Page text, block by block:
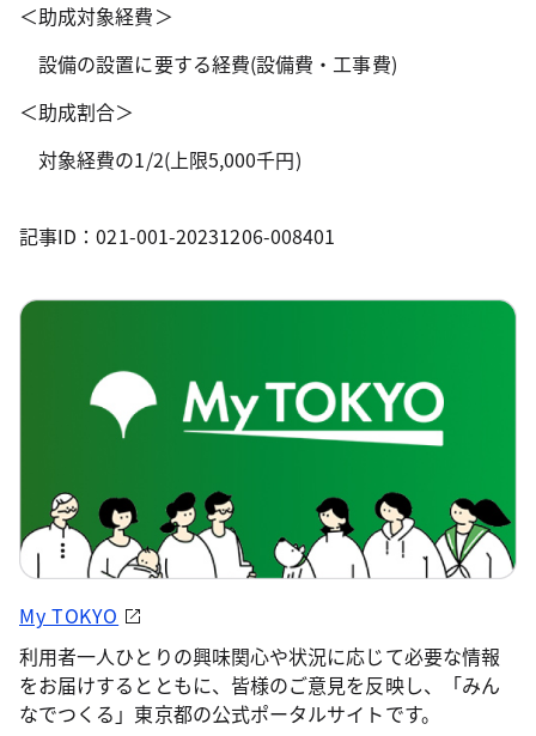
＜助成対象経費＞
設備の設置に要する経費(設備費・工事費)
＜助成割合＞
対象経費の1/2(上限5,000千円)
記事ID：021-001-20231206-008401
My TOKYO
利用者一人ひとりの興味関心や状況に応じて必要な情報
をお届けするとともに、皆様のご意見を反映し、「みん
なでつくる」東京都の公式ポータルサイトです。